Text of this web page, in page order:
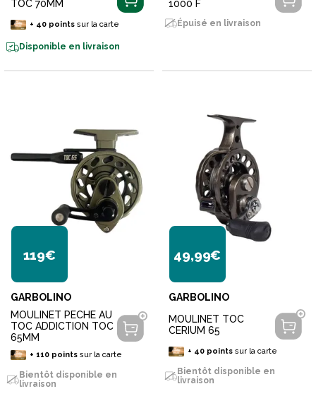
TOC 70MM
+ 40pointssur la carte
Disponible en livraison
1000 F
Épuisé en livraison
119€
GARBOLINO
MOULINET PECHE AU
TOC ADDICTION TOC
65MM
+ 110pointssur la carte
Bientôt disponible en
livraison
49,99€
GARBOLINO
MOULINET TOC
CERIUM 65
+ 40pointssur la carte
Bientôt disponible en
livraison